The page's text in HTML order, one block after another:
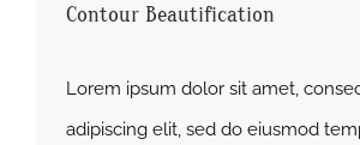
Contour Beautification
Lorem ipsum dolor sit amet,
adipiscing elit, sed do eiusmod